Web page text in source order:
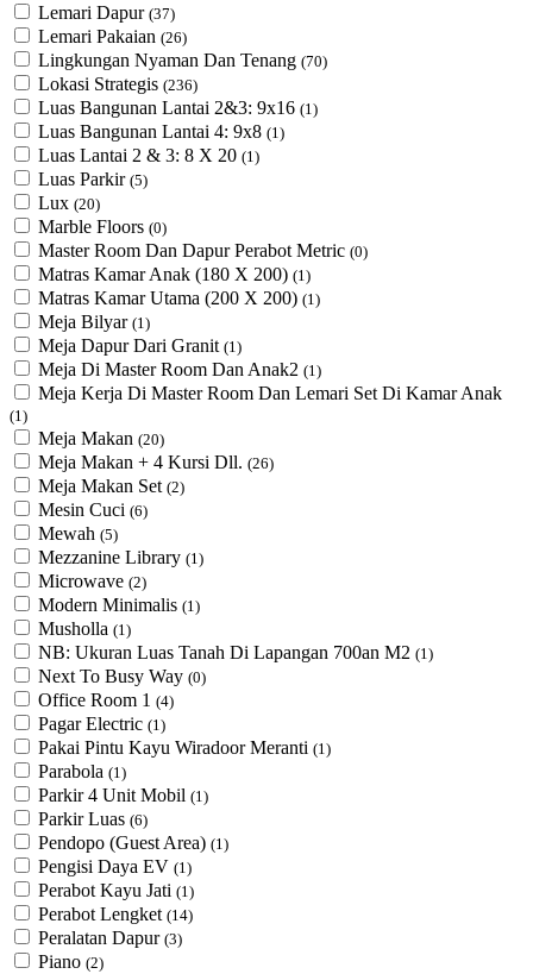
Lemari Dapur (37)
Lemari Pakaian (26)
Lingkungan Nyaman Dan Tenang (70)
Lokasi Strategis (236)
Luas Bangunan Lantai 2&3: 9x16 (1)
Luas Bangunan Lantai 4: 9x8 (1)
Luas Lantai 2 & 3: 8 X 20 (1)
Luas Parkir (5)
Lux (20)
Marble Floors (0)
Master Room Dan Dapur Perabot Metric (0)
Matras Kamar Anak (180 X 200) (1)
Matras Kamar Utama (200 X 200) (1)
Meja Bilyar (1)
Meja Dapur Dari Granit (1)
Meja Di Master Room Dan Anak2 (1)
Meja Kerja Di Master Room Dan Lemari Set Di Kamar Anak
(1)
Meja Makan (20)
Meja Makan + 4 Kursi Dll. (26)
Meja Makan Set (2)
Mesin Cuci (6)
Mewah (5)
Mezzanine Library (1)
Microwave (2)
Modern Minimalis (1)
Musholla (1)
NB: Ukuran Luas Tanah Di Lapangan 700an M2 (1)
Next To Busy Way (0)
Office Room 1 (4)
Pagar Electric (1)
Pakai Pintu Kayu Wiradoor Meranti (1)
Parabola (1)
Parkir 4 Unit Mobil (1)
Parkir Luas (6)
Pendopo (Guest Area) (1)
Pengisi Daya EV (1)
Perabot Kayu Jati (1)
Perabot Lengket (14)
Peralatan Dapur (3)
Piano (2)